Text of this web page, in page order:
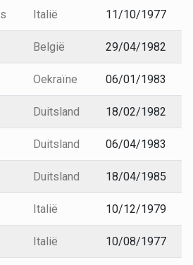
Italië 11/10/1977
België 29/04/1982
Oekraïne 06/01/1983
Duitsland 18/02/1982
Duitsland 06/04/1983
Duitsland 18/04/1985
Italië 10/12/1979
Italië 10/08/1977